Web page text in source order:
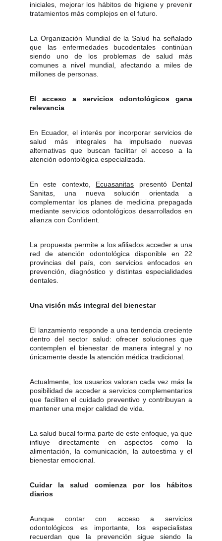
iniciales, mejorar los hábitos de higiene y prevenir
tratamientos más complejos en el futuro.
La Organización Mundial de la Salud ha señalado
que las enfermedades bucodentales continúan
siendo uno de los problemas de salud más
comunes a nivel mundial, afectando a miles de
millones de personas.
El acceso a servicios odontológicos gana
relevancia
En Ecuador, el interés por incorporar servicios de
salud más integrales ha impulsado nuevas
alternativas que buscan facilitar el acceso a la
atención odontológica especializada.
En este contexto, Ecuasanitas presentó Dental
Sanitas, una nueva solución orientada a
complementar los planes de medicina prepagada
mediante servicios odontológicos desarrollados en
alianza con Confident.
La propuesta permite a los afiliados acceder a una
red de atención odontológica disponible en 22
provincias del país, con servicios enfocados en
prevención, diagnóstico y distintas especialidades
dentales.
Una visión más integral del bienestar
El lanzamiento responde a una tendencia creciente
dentro del sector salud: ofrecer soluciones que
contemplen el bienestar de manera integral y no
únicamente desde la atención médica tradicional.
Actualmente, los usuarios valoran cada vez más la
posibilidad de acceder a servicios complementarios
que faciliten el cuidado preventivo y contribuyan a
mantener una mejor calidad de vida.
La salud bucal forma parte de este enfoque, ya que
influye directamente en aspectos como la
alimentación, la comunicación, la autoestima y el
bienestar emocional.
Cuidar la salud comienza por los hábitos
diarios
Aunque contar con acceso a servicios
odontológicos es importante, los especialistas
recuerdan que la prevención sigue siendo la